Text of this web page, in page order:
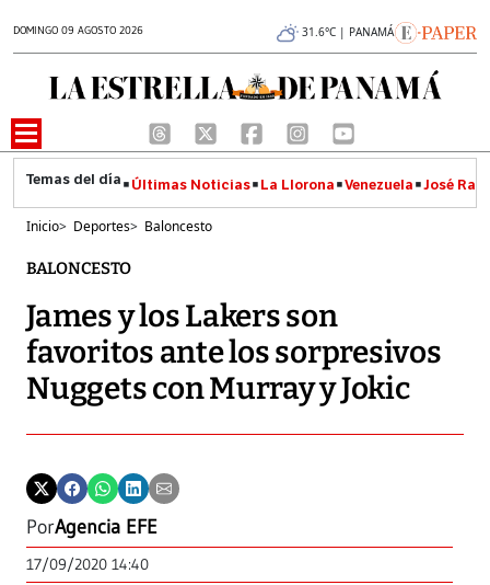
DOMINGO 09 AGOSTO 2026 31.6°C | PANAMÁ
Últimas Noticias La Llorona Venezuela José
Inicio> Deportes> Baloncesto
BALONCESTO
James y los Lakers son
favoritos ante los sorpresivos
Nuggets con Murray y Jokic
PorAgencia EFE
17/09/2020 14:40